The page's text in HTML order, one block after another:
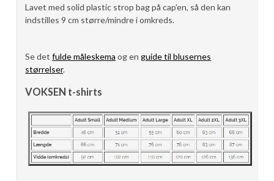
Lavet med solid plastic strop bag på cap'en, så den kan
indstilles 9 cm større/mindre i omkreds.
Se detfulde måleskema og enguide til blusernes
størrelser.
VOKSEN t-shirts